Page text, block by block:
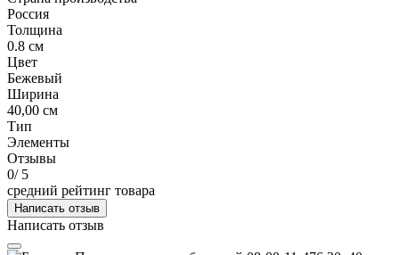
Россия
Толщина
0.8 см
Цвет
Бежевый
Ширина
40,00 см
Тип
Элементы
Отзывы
0/ 5
средний рейтинг товара
Написать отзыв
Написать отзыв